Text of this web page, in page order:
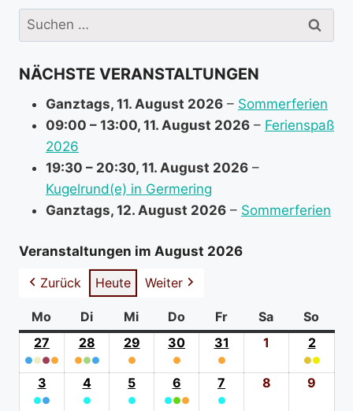
i
n
o
a
o
t
Suchen
nach:
NÄCHSTE VERANSTALTUNGEN
Ganztags, 11. August 2026 – Sommerferien
09:00 – 13:00, 11. August 2026 – Ferienspaß
2026
19:30 – 20:30, 11. August 2026 –
Kugelrund(e) in Germering
Ganztags, 12. August 2026 – Sommerferien
Veranstaltungen im August 2026
Zurück
Heute Weiter
Mo Montag
DiDienstag
Mi Mittwoch
DoDonnerstag
FrFreitag
Sa Samstag
So
27
Juli
●●●●
(4
event
28
Juli
●●●
(3
event
29
2026
●
(1
event
30
2026
●
(1
event
31
●
(1
event
1
August
2026
22.
●●
(2
3
August
●●
44.
August
●
5
August
●
6
August
●●●
7
●
8 9